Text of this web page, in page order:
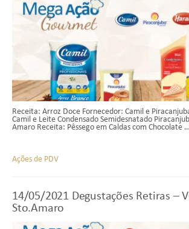
Receita: Arroz Doce Fornecedor: Camil e
Camil e Leite Condensado Semidesnatado
Amaro Receita: Pêssego em Caldas com Chocolate …
Ações de PDV
14/05/2021 Degustações Retiras –
Sto.Amaro